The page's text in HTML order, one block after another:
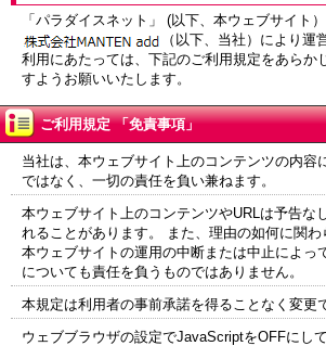
「パラダイスネット」 (以下、本ウェブサイト）
（以下、当社）により
利用にあたっては、下記のご利用規定をあらか
すようお願いいたします。
ご利用規定 「免責事項」
当社は、本ウェブサイト上のコンテンツの内容
ではなく、一切の責任を負い兼ねます。
本ウェブサイト上のコンテンツやURLは予告な
れることがあります。 また、理由の如何に関
本ウェブサイトの運用の中断または中止によっ
についても責任を負うものではありません。
本規定は利用者の事前承諾を得ることなく変更
ウェブブラウザの設定でJavaScriptをOFFにし